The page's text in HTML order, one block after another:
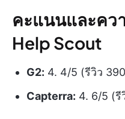
คะแนนและคว
Help Scout
G2: 4. 4/5 (รีวิว
Capterra: 4. 6/5 (รี